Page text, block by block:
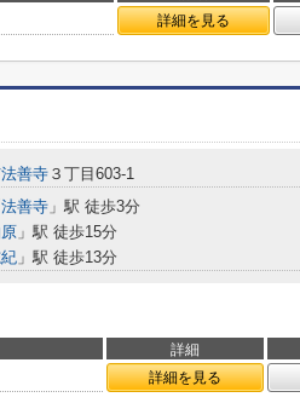
詳細を見る
法善寺 ３丁目603-1
法善寺 」駅 徒歩3分
」駅 徒歩15分
」駅 徒歩13分
詳細
詳細を見る